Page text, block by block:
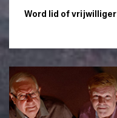
Word lid of vrijwilliger